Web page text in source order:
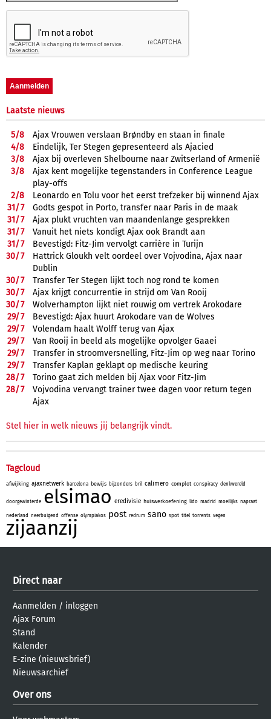
Laatste nieuws
5/8
Ajax Vrouwen verslaan Brøndby en staan in finale
4/8
Eindelijk, Ter Stegen gepresenteerd als Ajacied
3/8
Ajax bij overleven Shelbourne naar Zwitserland of Armenië
3/8
Ajax kent mogelijke tegenstanders in Conference League
play-offs
2/8
Leonardo en Tolu voor het eerst trefzeker bij winnend Ajax
31/7
Godts gespot in Porto, transfer naar Paris in de maak
31/7
Ajax plukt vruchten van maandenlange gesprekken
31/7
Vanuit het niets kondigt Ajax ook Brandt aan
31/7
Bevestigd: Fitz-Jim vervolgt carrière in Turijn
30/7
Hattrick Gloukh velt oordeel over Vojvodina, Ajax naar
Dublin
30/7
Transfer Ter Stegen lijkt toch nog rond te komen
30/7
Ajax krijgt concurrentie in strijd om Van Rooij
30/7
Wolverhampton lijkt niet rouwig om vertrek Arokodare
29/7
Bevestigd: Ajax huurt Arokodare van de Wolves
29/7
Volendam haalt Wolff terug van Ajax
29/7
Van Rooij in beeld als mogelijke opvolger Gaaei
29/7
Transfer in stroomversnelling, Fitz-Jim op weg naar Torino
29/7
Transfer Kaplan geklapt op medische keuring
28/7
Torino gaat zich melden bij Ajax voor Fitz-Jim
28/7
Vojvodina vervangt trainer twee dagen voor return tegen
Ajax
Stel hier in welk nieuws jij belangrijk vindt.
Tagcloud
afwijking ajaxnetwerk barcelona bewijs bijzonders bril calimero complot conspiracy denkwereld
doorgewinterde elsimao eredivisie huiswerkoefening lido madrid moeilijks napraat
nederland neerbuigend offense olympiakos post redrum sano spot titel torrents vegen
zijaanzij
Direct naar
Aanmelden / inloggen
Ajax Forum
Stand
Kalender
E-zine (nieuwsbrief)
Nieuwsarchief
Over ons